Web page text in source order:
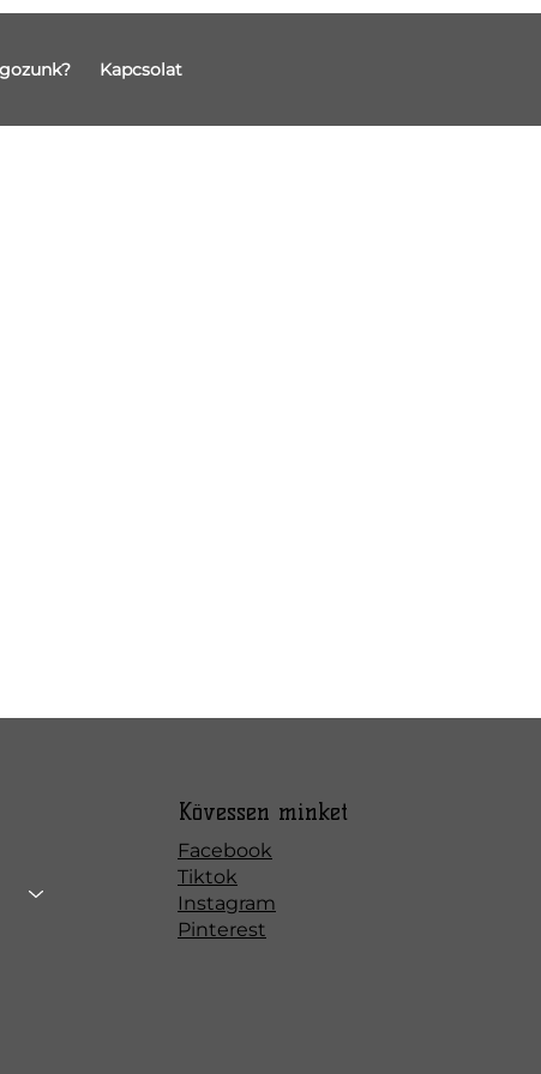
Kapcsolat
Facebook
Tiktok
Instagram
Pinterest
Kövessen minket